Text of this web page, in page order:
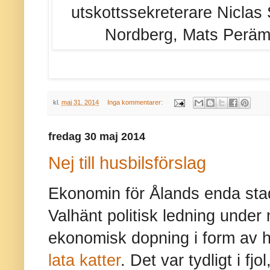
utskottssekreterare Niclas
Nordberg, Mats
kl. maj 31, 2014 Inga kommentarer:
fredag 30 maj 2014
Nej till husbilsförslag
Ekonomin för Ålands enda
Valhänt politisk ledning under
ekonomisk dopning i form av
lata katter. Det var tydligt i